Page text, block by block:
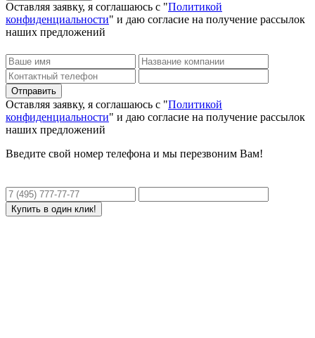
Оставляя заявку, я соглашаюсь с "Политикой
конфиденциальности" и даю согласие на получение рассылок
наших предложений
Оставляя заявку, я соглашаюсь с "Политикой
конфиденциальности" и даю согласие на получение рассылок
наших предложений
Введите свой номер телефона и мы перезвоним Вам!